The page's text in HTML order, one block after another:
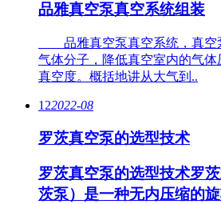
品雅真空泵真空系统组装
品雅真空泵真空系统，真空
气体分子，降低真空室内的气
真空度。概括地讲从大气到..
122022-08
罗茨真空泵的选型技术
罗茨真空泵的选型技术罗
茨泵）是一种无内压缩的旋